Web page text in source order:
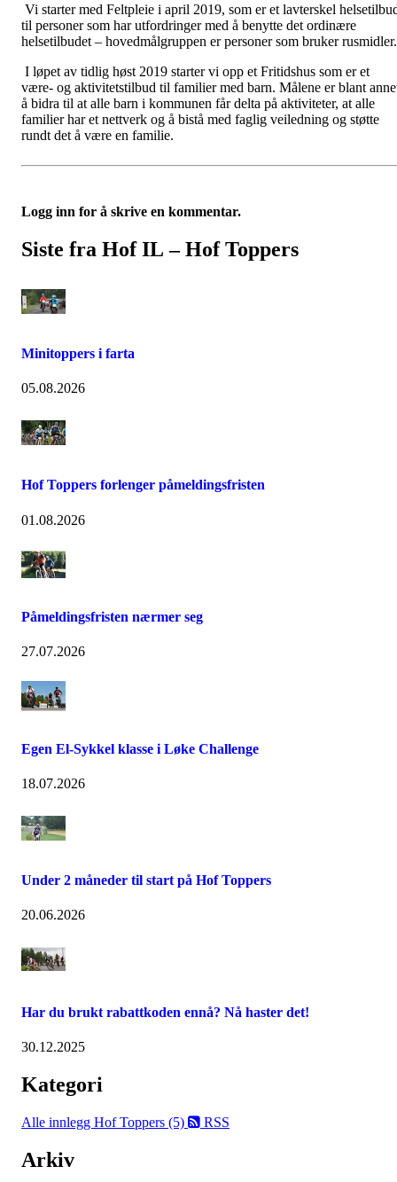
Vi starter med Feltpleie i april 2019, som er et lavterskel
til personer som har utfordringer med å benytte det ordinære
helsetilbudet – hovedmålgruppen er personer som bruker rusmidler.
I løpet av tidlig høst 2019 starter vi opp et Fritidshus som er et
være- og aktivitetstilbud til familier med barn. Målene er blant
å bidra til at alle barn i kommunen får delta på aktiviteter, at alle
familier har et nettverk og å bistå med faglig veiledning og støtte
rundt det å være en familie.
Logg inn for å skrive en kommentar.
Siste fra Hof IL – Hof Toppers
Minitoppers i farta
05.08.2026
Hof Toppers forlenger påmeldingsfristen
01.08.2026
Påmeldingsfristen nærmer seg
27.07.2026
Egen El-Sykkel klasse i Løke Challenge
18.07.2026
Under 2 måneder til start på Hof Toppers
20.06.2026
Har du brukt rabattkoden ennå? Nå haster det!
30.12.2025
Kategori
Alle innlegg Hof Toppers (5) RSS
Arkiv